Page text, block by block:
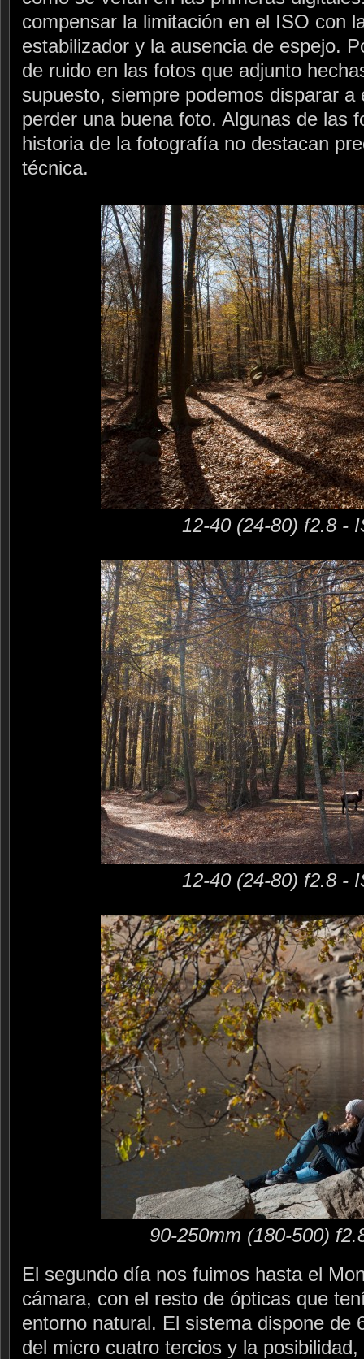
compensar la limitación en el ISO con
estabilizador y la ausencia de espejo.
de ruido en las fotos que adjunto
supuesto, siempre podemos disparar
perder una buena foto. Algunas de las
historia de la fotografía no destacan
técnica.
12-40 (24-80) f2.8 -
12-40 (24-80) f2.8 -
90-250mm (180-500)
El segundo día nos fuimos hasta el
cámara, con el resto de ópticas que
entorno natural. El sistema dispone de
del micro cuatro tercios y la